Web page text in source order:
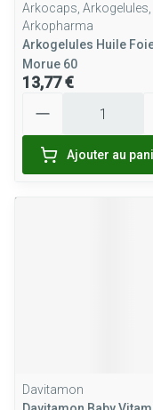
Arkocaps, Arkogelules,
Arkopharma
Arkogelules Huile
Morue 60
13,77 €
Ajouter au
Davitamon